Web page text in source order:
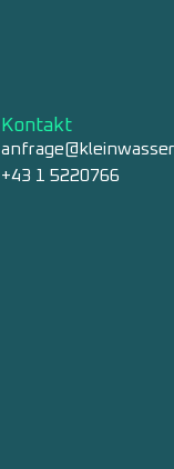
Kontakt
+43 1 5220766